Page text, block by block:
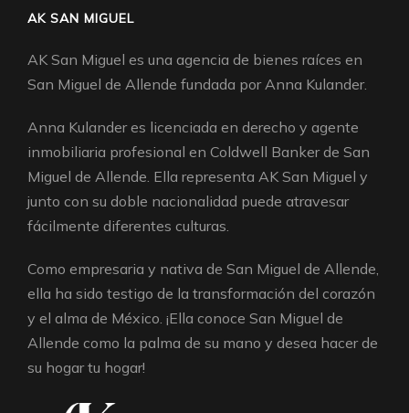
AK SAN MIGUEL
AK San Miguel es una agencia de bienes raíces en
San Miguel de Allende fundada por Anna Kulander.
Anna Kulander es licenciada en derecho y agente
inmobiliaria profesional en Coldwell Banker de San
Miguel de Allende. Ella representa AK San Miguel y
junto con su doble nacionalidad puede atravesar
fácilmente diferentes culturas.
Como empresaria y nativa de San Miguel de Allende,
ella ha sido testigo de la transformación del corazón
y el alma de México. ¡Ella conoce San Miguel de
Allende como la palma de su mano y desea hacer de
su hogar tu hogar!